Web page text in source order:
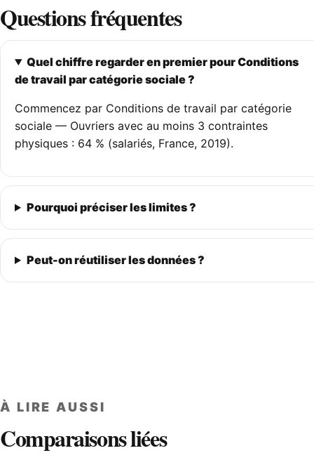
Questions fréquentes
Quel chiffre regarder en premier pour Conditions
de travail par catégorie sociale ?
Commencez par Conditions de travail par catégorie
sociale — Ouvriers avec au moins 3 contraintes
physiques : 64 % (salariés, France, 2019).
Pourquoi préciser les limites ?
Peut-on réutiliser les données ?
À LIRE AUSSI
Comparaisons liées